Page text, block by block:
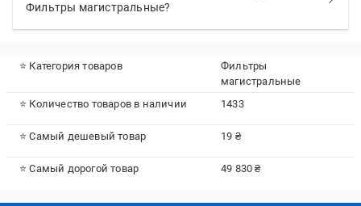
Фильтры магистральные?
⭐ Категория товаров
Фильтры
магистральные
⭐ Количество товаров в наличии
1433
⭐ Самый дешевый товар 19 ₴
⭐ Самый дорогой товар 49 830 ₴